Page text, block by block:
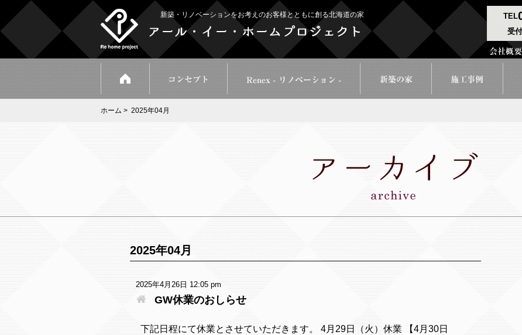
新築・リノベーションをお考えのお客様とともに創る北海道の家 TEL
受
ホーム > 2025年04月
2025年04月
2025年4月26日 12:05 pm
GW休業のおしらせ
下記日程にて休業とさせていただきます。 4月29日（火）休業 【4月30日